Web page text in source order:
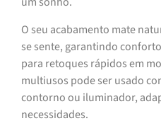
O seu acabamento mate
se sente, garantindo
para retoques rápidos em
multiusos pode ser usado
contorno ou iluminador,
necessidades.